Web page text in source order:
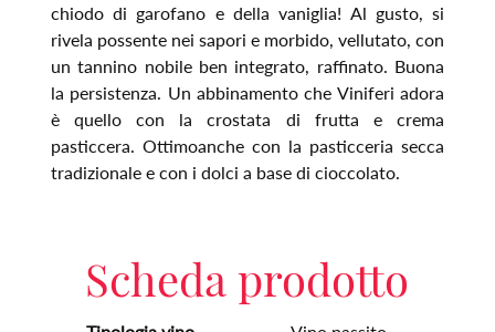
chiodo di garofano e della vaniglia! Al gusto, si
rivela possente nei sapori e morbido, vellutato, con
un tannino nobile ben integrato, raffinato. Buona
la persistenza. Un abbinamento che Viniferi adora
è quello con la crostata di frutta e crema
pasticcera. Ottimoanche con la pasticceria secca
tradizionale e con i dolci a base di cioccolato.
Scheda prodotto